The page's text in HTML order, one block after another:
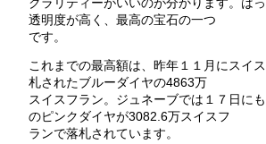
透明度が高く、最高の宝石の一つ
です。
これまでの最高額は、昨年１１月にスイ
札されたブルーダイヤの4863万
スイスフラン。ジュネーブでは１７日に
のピンクダイヤが3082.6万スイスフ
ランで落札されています。